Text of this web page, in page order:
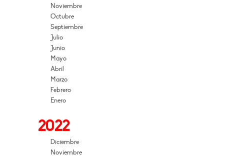
Noviembre
Octubre
Septiembre
Julio
Junio
Mayo
Abril
Marzo
Febrero
Enero
2022
Diciembre
Noviembre